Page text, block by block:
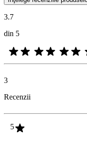
3.7
din 5
3
Recenzii
5